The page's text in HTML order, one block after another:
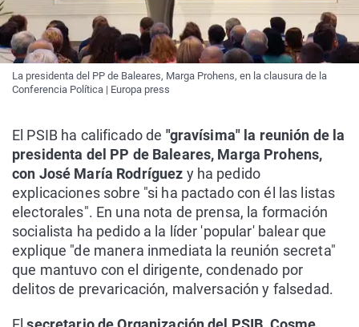
La presidenta del PP de Baleares, Marga Prohens, en la clausura de la
Conferencia Política | Europa press
El PSIB ha calificado de "gravísima" la reunión de la
presidenta del PP de Baleares, Marga Prohens,
con José María Rodríguez y ha pedido
explicaciones sobre "si ha pactado con él las listas
electorales". En una nota de prensa, la formación
socialista ha pedido a la líder 'popular' balear que
explique "de manera inmediata la reunión secreta"
que mantuvo con el dirigente, condenado por
delitos de prevaricación, malversación y falsedad.